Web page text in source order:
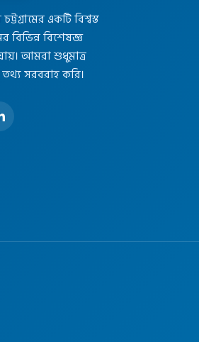
একটি বিশ্বস্ত
বিভিন্ন বিশেষজ্ঞ
আমরা শুধুমাত্র
সরবরাহ করি।